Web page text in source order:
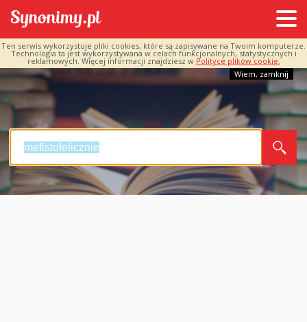
Ten serwis wykorzystuje pliki cookies, które są zapisywane na Twoim komputerze.
Technologia ta jest wykorzystywana w celach funkcjonalnych, statystycznych i
reklamowych. Więcej informacji znajdziesz w Polityce plików cookie.
Wiem, zamknij